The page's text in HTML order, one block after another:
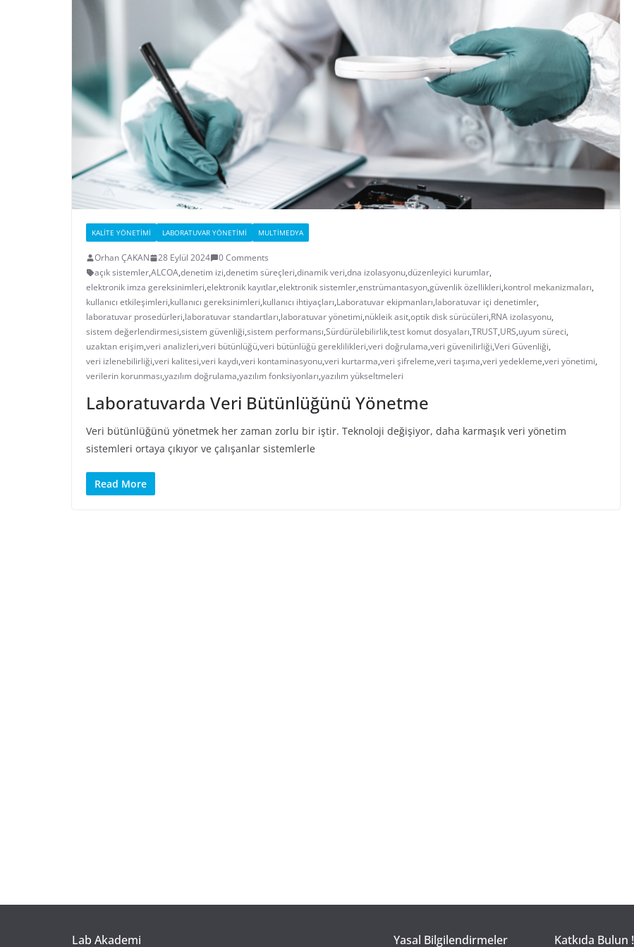
KALITE YÖNETIMI LABORATUVAR YÖNETIMI MULTIMEDYA
Orhan ÇAKAN 28 Eylül 2024
0 Comments
açık sistemler,ALCOA,denetim izi,denetim süreçleri,dinamik veri,dna izolasyonu,düzenleyici kurumlar,
elektronik imza gereksinimleri,elektronik kayıtlar,elektronik sistemler,enstrümantasyon,güvenlik özellikleri,kontrol mekanizmaları,
kullanıcı etkileşimleri,kullanıcı gereksinimleri,kullanıcı ihtiyaçları,Laboratuvar ekipmanları,laboratuvar içi denetimler,
laboratuvar prosedürleri,laboratuvar standartları,laboratuvar yönetimi,nükleik asit,optik disk sürücüleri,RNA izolasyonu,
sistem değerlendirmesi,sistem güvenliği,sistem performansı,Sürdürülebilirlik,test komut dosyaları,TRUST,URS,uyum süreci,
uzaktan erişim,veri analizleri,veri bütünlüğü,veri bütünlüğü gereklilikleri,veri doğrulama,veri güvenilirliği,Veri Güvenliği,
veri izlenebilirliği,veri kalitesi,veri kaydı,veri kontaminasyonu,veri kurtarma,veri şifreleme,veri taşıma,veri yedekleme,veri yönetimi,
verilerin korunması,yazılım doğrulama,yazılım fonksiyonları,yazılım yükseltmeleri
Laboratuvarda Veri Bütünlüğünü Yönetme
Veri bütünlüğünü yönetmek her zaman zorlu bir iştir. Teknoloji değişiyor, daha karmaşık veri yönetim
sistemleri ortaya çıkıyor ve çalışanlar sistemlerle
Read More
Lab Akademi Yasal Bilgilendirmeler Katkıda Bulun !